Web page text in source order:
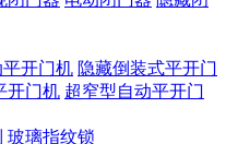
开门机 隐藏倒装式平开门
开门机 超窄型自动平开门
玻璃指纹锁